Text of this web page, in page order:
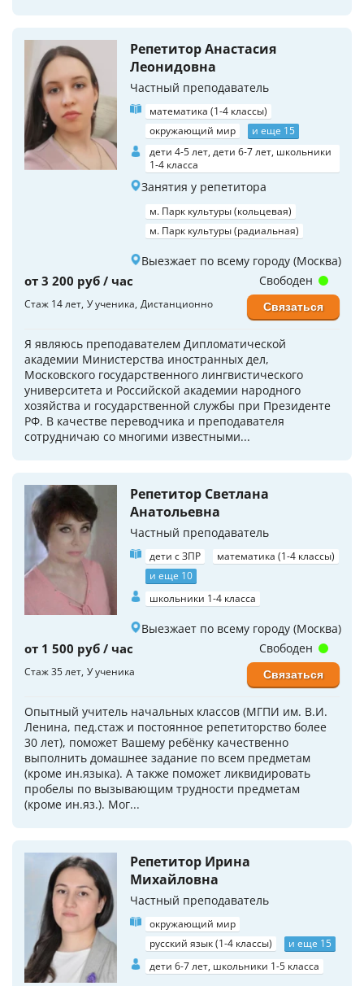
Репетитор Анастасия
Леонидовна
Частный преподаватель
математика (1-4 классы)
окружающий мир
и еще 15
дети 4-5 лет, дети 6-7 лет, школьники
1-4 класса
Занятия у репетитора
м. Парк культуры (кольцевая)
м. Парк культуры (радиальная)
Выезжает по всему городу (Москва)
от 3 200 руб / час
Стаж 14 лет У ученика Дистанционно
Я являюсь преподавателем Дипломатической
академии Министерства иностранных дел,
Московского государственного лингвистического
университета и Российской академии народного
хозяйства и государственной службы при Президенте
РФ. В качестве переводчика и преподавателя
сотрудничаю со многими известными...
Свободен
Связаться
Репетитор Светлана
Анатольевна
Частный преподаватель
дети с ЗПР
математика (1-4 классы)
и еще 10
школьники 1-4 класса
Выезжает по всему городу (Москва)
от 1 500 руб / час
Стаж 35 лет У ученика
Опытный учитель начальных классов (МГПИ им. В.И.
Ленина, пед.стаж и постоянное репетиторство более
30 лет), поможет Вашему ребёнку качественно
выполнить домашнее задание по всем предметам
(кроме ин.языка). А также поможет ликвидировать
пробелы по вызывающим трудности предметам
(кроме ин.яз.). Мог...
Свободен
Связаться
Репетитор Ирина
Михайловна
Частный преподаватель
окружающий мир
русский язык (1-4 классы)
и еще 15
дети 6-7 лет, школьники 1-5 класса